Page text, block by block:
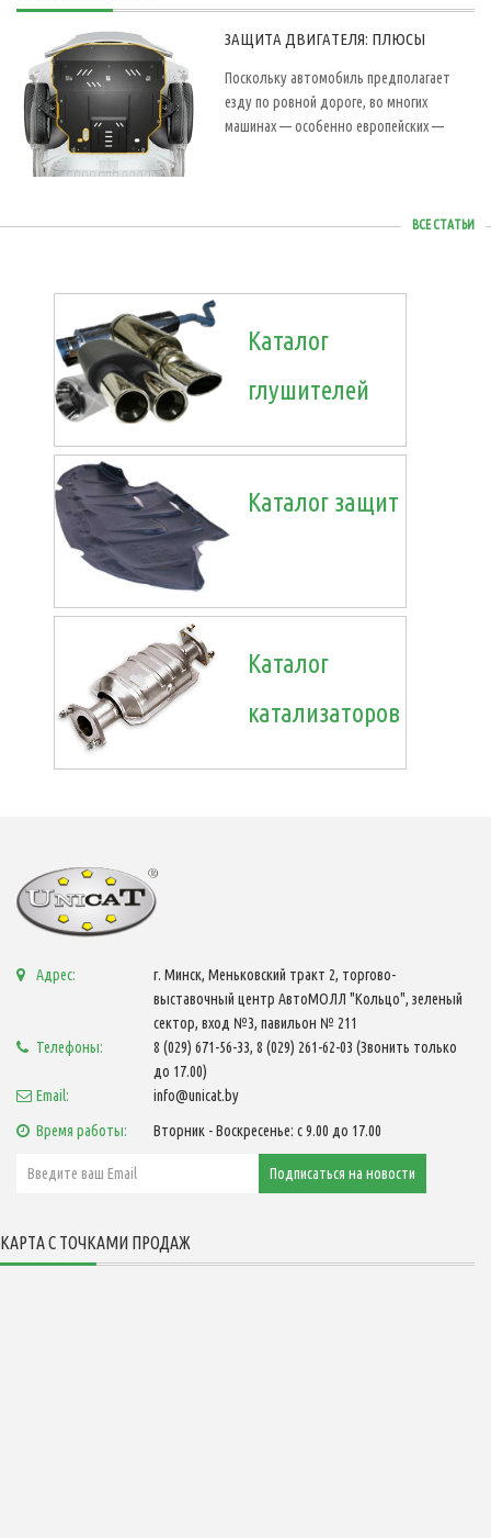
ЗАЩИТА ДВИГАТЕЛЯ: ПЛЮСЫ
Поскольку автомобиль предполагает
езду по ровной дороге, во многих
машинах — особенно европейских —
ВСЕ СТАТЬИ
Каталог
глушителей
Каталог защит
Каталог
катализаторов
Адрес:
г. Минск, Меньковский тракт 2, торгово-
выставочный центр АвтоМОЛЛ "Кольцо", зеленый
сектор, вход №3, павильон № 211
Телефоны:
8 (029) 671-56-33, 8 (029) 261-62-03 (Звонить только
до 17.00)
Email:
info@unicat.by
Время работы:
Вторник - Воскресенье: с 9.00 до 17.00
КАРТА С ТОЧКАМИ ПРОДАЖ